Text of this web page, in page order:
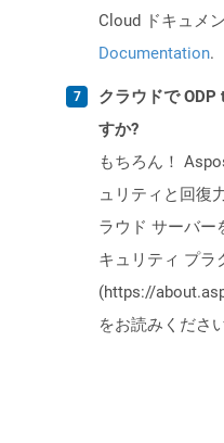
Cloud ドキュメ
Documentation.
クラウドで ODP
すか?
もちろん！
ュリティと回復
ラウド サーバー
キュリティ プラ
(https://
をお読みください